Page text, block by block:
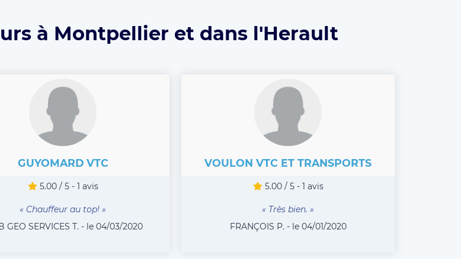
à Montpellier et dans l'Herault
GUYOMARD VTC
5.00 / 5 - 1 avis
« Chauffeur au top! »
GEO SERVICES T. - le 04/03/2020
VOULON VTC ET TRANSPORTS
5.00 / 5 - 1 avis
« Très bien. »
FRANÇOIS P. - le 04/01/2020